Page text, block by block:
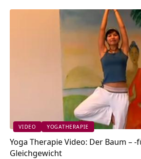
VIDEO YOGATHERAPIE
Yoga Therapie Video: Der Baum – -
Gleichgewicht